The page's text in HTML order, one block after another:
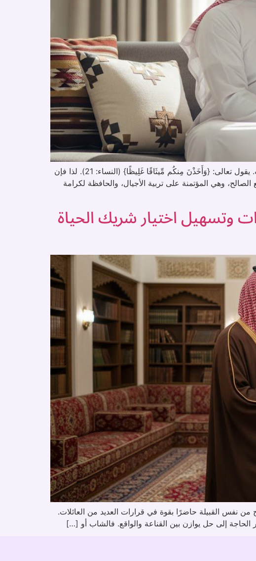
الزواج في الإسلام ليس مجرد علاقة عابرة أو ارتباط مؤقت، بل هو ميثاق غليظ وشركة حياة تستمر حتى الممات. يقول تعالى: {وَأَخَذْنَ مِنكُم مِّيثَاقًا غَلِيظًا} (النساء: 21). لذا فإن
وهي المؤتمنة على تربية الأجيال، والحافظة لكرامة
وتسهيل اختيار شريك الحياة
نفس القبيلة حاضرًا بقوة في قرارات العديد من العائلات.
الحاجة إلى حل يوازن بين القناعة والواقع. فالشاب أو […]